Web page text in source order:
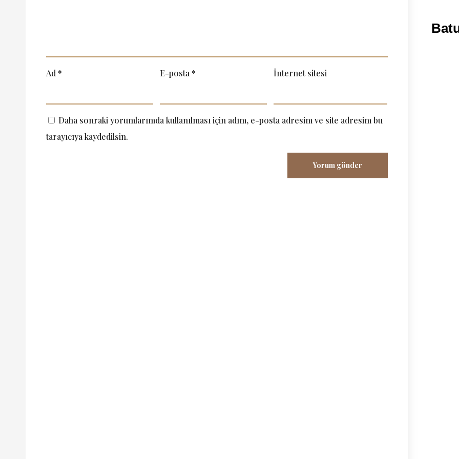
Ad * E-posta * İnternet sitesi
Daha sonraki yorumlarımda kullanılması için adım, e-posta adresim ve site adresim bu
tarayıcıya kaydedilsin.